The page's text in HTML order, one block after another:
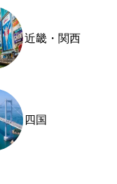
近畿・関西
四国